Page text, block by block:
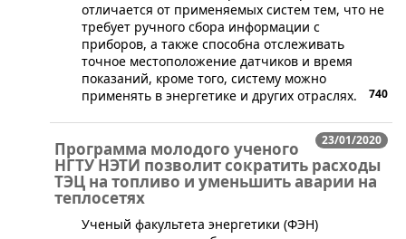
отличается от применяемых систем тем, что не
требует ручного сбора информации с
приборов, а также способна отслеживать
точное местоположение датчиков и время
показаний, кроме того, систему можно
применять в энергетике и других отраслях.
740
23/01/2020
Программа молодого ученого
НГТУ НЭТИ позволит сократить расходы
ТЭЦ на топливо и уменьшить аварии на
теплосетях
​Ученый факультета энергетики (ФЭН)